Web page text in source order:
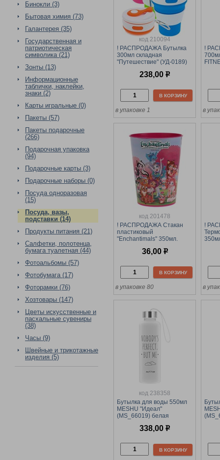
Бинокли (3)
Бытовая химия (73)
Галантерея (35)
Государственная и
патриотическая
символика (21)
Зонты (13)
Информационные
таблички, наклейки,
знаки (2)
Карты игральные (0)
Пакеты (57)
Пакеты подарочные
(266)
Подарочная упаковка
(94)
Подарочные карты (3)
Подарочные наборы (0)
Посуда одноразовая
(15)
Посуда, вазы,
подставки (14)
Продукты питания (21)
Салфетки, полотенца,
бумага туалетная (44)
Фотоальбомы (57)
Фотобумага (17)
Фоторамки (76)
Хозтовары (147)
Цветы искусственные и
пасхальные сувениры
(38)
Часы (9)
Швейные и трикотажные
изделия (5)
код 210094
! РАСПРОДАЖА Бутылка
300мл складная
"Путешествие" (УД-0189)
238,00 р
В КОРЗИНУ
в упаковке 1
!
в
код 201478
! РАСПРОДАЖА Стакан
пластиковый
"Enchantimals" 350мл.
36,00 р
В КОРЗИНУ
в упаковке 80
!
в
код 238358
Бутылка для воды 550мл
MESHU "Идеал"
(MS_66019) белая
338,00 р
В КОРЗИНУ